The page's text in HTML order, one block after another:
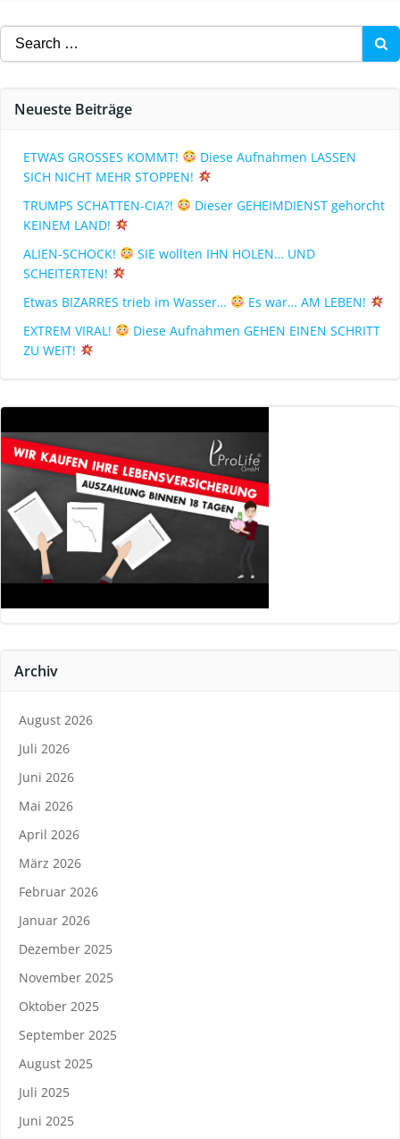
Neueste Beiträge
ETWAS GROSSES KOMMT!
Diese Aufnahmen LASSEN
SICH NICHT MEHR STOPPEN!
TRUMPS SCHATTEN-CIA?!
Dieser GEHEIMDIENST gehorcht
KEINEM LAND!
ALIEN-SCHOCK!
SIE wollten IHN HOLEN… UND
SCHEITERTEN!
Etwas BIZARRES trieb im Wasser…
Es war… AM LEBEN!
EXTREM VIRAL!
Diese Aufnahmen GEHEN EINEN SCHRITT
ZU WEIT!
Archiv
August 2026
Juli 2026
Juni 2026
Mai 2026
April 2026
März 2026
Februar 2026
Januar 2026
Dezember 2025
November 2025
Oktober 2025
September 2025
August 2025
Juli 2025
Juni 2025